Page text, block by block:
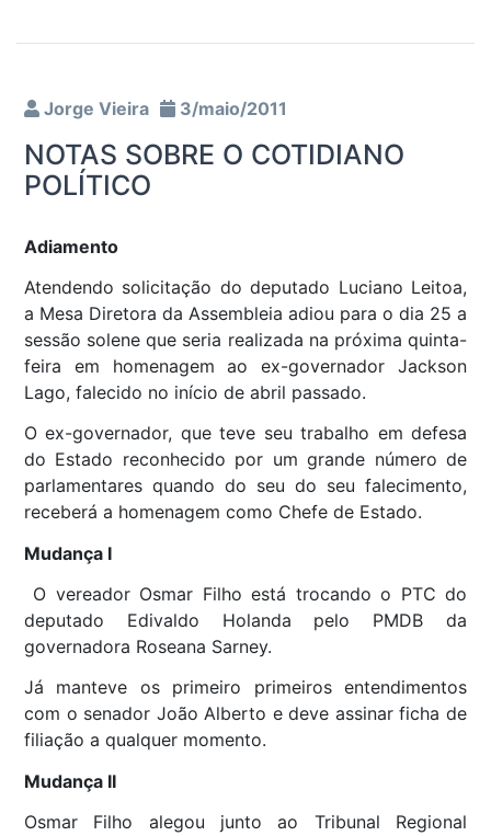
Jorge Vieira 3/maio/2011
NOTAS SOBRE O COTIDIANO
POLÍTICO
Adiamento
Atendendo solicitação do deputado Luciano Leitoa,
a Mesa Diretora da Assembleia adiou para o dia 25 a
sessão solene que seria realizada na próxima quinta-
feira em homenagem ao ex-governador Jackson
Lago, falecido no início de abril passado.
O ex-governador, que teve seu trabalho em defesa
do Estado reconhecido por um grande número de
parlamentares quando do seu do seu falecimento,
receberá a homenagem como Chefe de Estado.
Mudança I
O vereador Osmar Filho está trocando o PTC do
deputado Edivaldo Holanda pelo PMDB da
governadora Roseana Sarney.
Já manteve os primeiro primeiros entendimentos
com o senador João Alberto e deve assinar ficha de
filiação a qualquer momento.
Mudança II
Osmar Filho alegou junto ao Tribunal Regional